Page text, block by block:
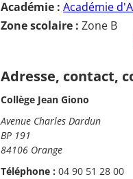
Académie : Académie
Zone scolaire : Zone B
Adresse, contact,
Collège Jean Giono
Avenue Charles Dardun
BP 191
84106 Orange
Téléphone : 04 90 51 28 00